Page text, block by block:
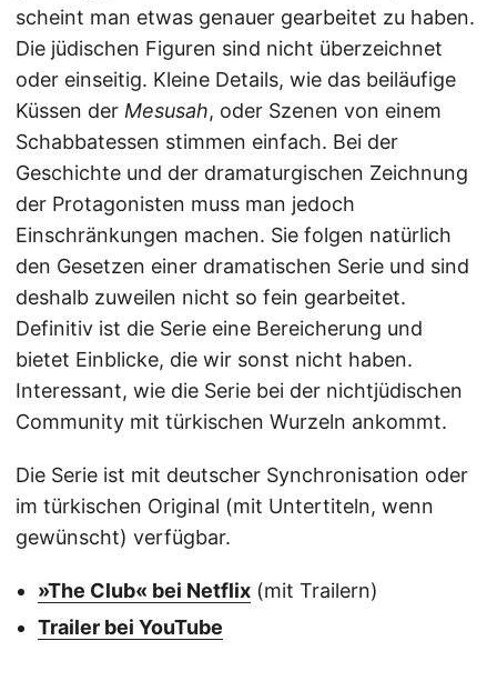
scheint man etwas genauer gearbeitet zu haben.
Die jüdischen Figuren sind nicht überzeichnet
oder einseitig. Kleine Details, wie das beiläufige
Küssen der Mesusah, oder Szenen von einem
Schabbatessen stimmen einfach. Bei der
Geschichte und der dramaturgischen Zeichnung
der Protagonisten muss man jedoch
Einschränkungen machen. Sie folgen natürlich
den Gesetzen einer dramatischen Serie und sind
deshalb zuweilen nicht so fein gearbeitet.
Definitiv ist die Serie eine Bereicherung und
bietet Einblicke, die wir sonst nicht haben.
Interessant, wie die Serie bei der nichtjüdischen
Community mit türkischen Wurzeln ankommt.
Die Serie ist mit deutscher Synchronisation oder
im türkischen Original (mit Untertiteln, wenn
gewünscht) verfügbar.
»The Club« bei Netflix (mit Trailern)
Trailer bei YouTube